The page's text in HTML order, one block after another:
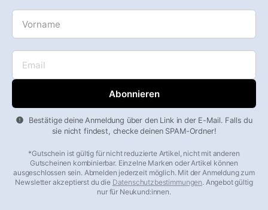
Vorname
Email
Bestätige deine Anmeldung über den Link in der E-Mail. Falls du
sie nicht findest, checke deinen SPAM-Ordner!
*Gutschein ist gültig für nicht reduzierte Artikel, nicht mit anderen
Gutscheinen kombinierbar. Einzelne Marken oder Artikel können
ausgeschlossen sein. Abmelden jederzeit möglich. Mit der Anmeldung zum
Newsletter akzeptierst du die Datenschutzbestimmungen. Angebot gültig
nur für Neukund:innen.